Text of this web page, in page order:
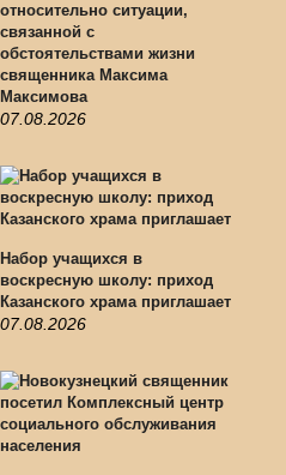
относительно ситуации,
связанной с
обстоятельствами жизни
священника Максима
Максимова
07.08.2026
Набор учащихся в
воскресную школу: приход
Казанского храма приглашает
07.08.2026